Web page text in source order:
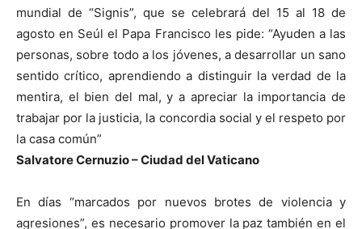
mundial de “Signis”, que se celebrará del 15 al 18 de
agosto en Seúl el Papa Francisco les pide: “Ayuden a las
personas, sobre todo a los jóvenes, a desarrollar un sano
sentido crítico, aprendiendo a distinguir la verdad de la
mentira, el bien del mal, y a apreciar la importancia de
trabajar por la justicia, la concordia social y el respeto por
la casa común”
Salvatore Cernuzio – Ciudad del Vaticano
En días “marcados por nuevos brotes de violencia y
agresiones”, es necesario promover la paz también en el